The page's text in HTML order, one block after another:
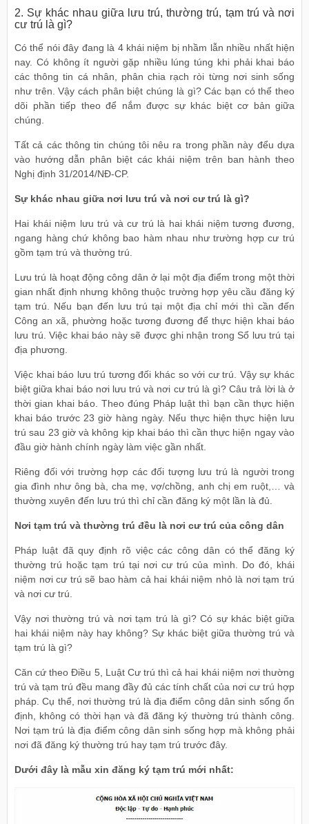
2. Sự khác nhau giữa lưu trú, thường trú, tạm trú và nơi
cư trú là gì?
Có thể nói đây đang là 4 khái niệm bị nhầm lẫn nhiều nhất hiện
nay. Có không ít người gặp nhiều lúng túng khi phải khai báo
các thông tin cá nhân, phân chia rạch ròi từng nơi sinh sống
như trên. Vậy cách phân biệt chúng là gì? Các bạn có thể theo
dõi phần tiếp theo để nắm được sự khác biệt cơ bản giữa
chúng.
Tất cả các thông tin chúng tôi nêu ra trong phần này đểu dựa
vào hướng dẫn phân biệt các khái niệm trên ban hành theo
Nghị định 31/2014/NĐ-CP.
Sự khác nhau giữa nơi lưu trú và nơi cư trú là gì?
Hai khái niệm lưu trú và cư trú là hai khái niệm tương đương,
ngang hàng chứ không bao hàm nhau như trường hợp cư trú
gồm tạm trú và thường trú.
Lưu trú là hoạt động công dân ở lại một địa điểm trong một thời
gian nhất định nhưng không thuộc trường hợp yêu cầu đăng ký
tạm trú. Nếu bạn đến lưu trú tại một địa chỉ mới thì cần đến
Công an xã, phường hoặc tương đương để thực hiện khai báo
lưu trú. Việc khai báo này sẽ được ghi nhận trong Sổ lưu trú tại
địa phương.
Việc khai báo lưu trú tương đối khác so với cư trú. Vậy sự khác
biệt giữa khai báo nơi lưu trú và nơi cư trú là gì? Câu trả lời là ở
thời gian khai báo. Theo đúng Pháp luật thì bạn cần thực hiện
khai báo trước 23 giờ hàng ngày. Nếu thực hiện thực hiện lưu
trú sau 23 giờ và không kịp khai báo thì cần thực hiện ngay vào
đầu giờ hành chính ngày làm việc gần nhất.
Riêng đối với trường hợp các đối tượng lưu trú là người trong
gia đình như ông bà, cha mẹ, vợ/chồng, anh chị em ruột,… và
thường xuyên đến lưu trú thì chỉ cần đăng ký một lần là đủ.
Nơi tạm trú và thường trú đều là nơi cư trú của công dân
Pháp luật đã quy định rõ việc các công dân có thể đăng ký
thường trú hoặc tạm trú tại nơi cư trú của mình. Do đó, khái
niệm nơi cư trú sẽ bao hàm cả hai khái niệm nhỏ là nơi tạm trú
và nơi cư trú.
Vậy nơi thường trú và nơi tạm trú là gì? Có sự khác biệt giữa
hai khái niệm này hay không? Sự khác biệt giữa thường trú và
tạm trú là gì?
Căn cứ theo Điều 5, Luật Cư trú thì cả hai khái niệm nơi thường
trú và tạm trú đều mang đầy đủ các tính chất của nơi cư trú hợp
pháp. Cụ thể, nơi thường trú là địa điểm công dân sinh sống ổn
định, không có thời hạn và đã đăng ký thường trú thành công.
Nơi tạm trú là địa điểm công dân sinh sống hợp mà không phải
nơi đã đăng ký thường trú hay tạm trú trước đây.
Dưới đây là mẫu xin đăng ký tạm trú mới nhất: